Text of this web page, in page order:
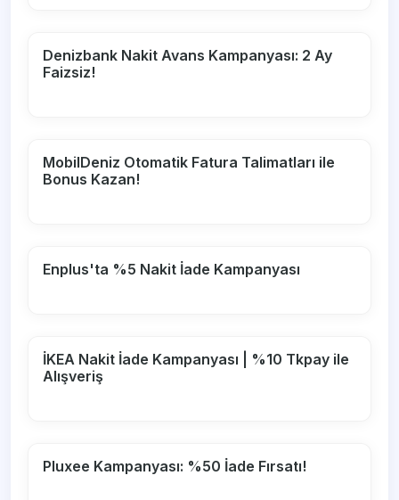
Denizbank Nakit Avans Kampanyası: 2 Ay
Faizsiz!
MobilDeniz Otomatik Fatura Talimatları ile
Bonus Kazan!
Enplus'ta %5 Nakit İade Kampanyası
İKEA Nakit İade Kampanyası | %10 Tkpay ile
Alışveriş
Pluxee Kampanyası: %50 İade Fırsatı!